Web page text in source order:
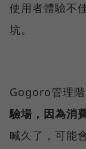
使用者體驗不
坑。
Gogoro管理階
驗場，因為消
喊久了，可能